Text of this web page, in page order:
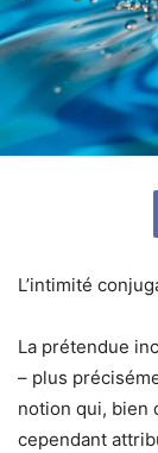
L’intimité
La prétendue
– plus
notion qui, bien
cependant